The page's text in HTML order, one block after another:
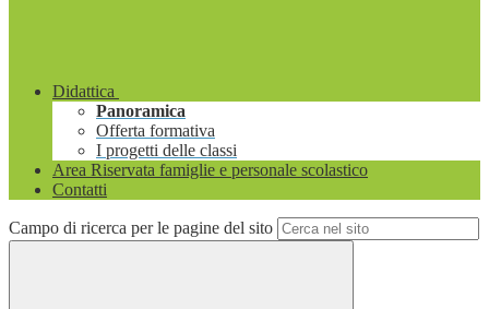
Didattica
Panoramica
Offerta formativa
I progetti delle classi
Area Riservata famiglie e personale scolastico
Contatti
Campo di ricerca per le pagine del sito